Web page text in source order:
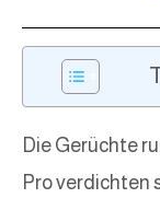
Die Gerüchte
Pro verdichten